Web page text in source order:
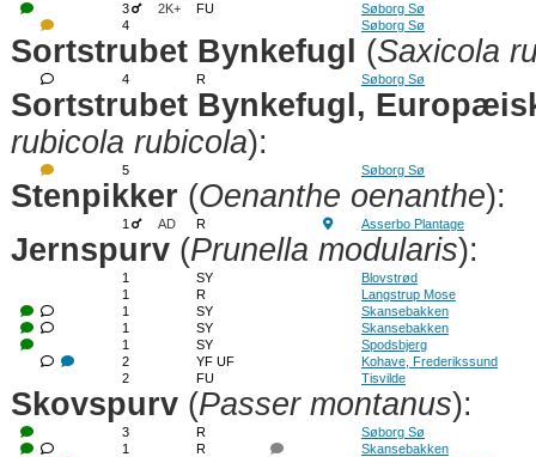
3 2K+ FU
Søborg Sø
4
Søborg Sø
Sortstrubet Bynkefugl (Saxicola
4 R Søborg Sø
Sortstrubet Bynkefugl,
rubicola rubicola):
5 Søborg Sø
Stenpikker (Oenanthe oenanthe):
1 AD R Asserbo Plantage
Jernspurv (Prunella modularis):
1 SY
Blovstrød
1
R
Langstrup Mose
1
SY
Skansebakken
1
SY
Skansebakken
1
SY
Spodsbjerg
2
YF UF
Kohave, Frederikssund
2
FU Tisvilde
Skovspurv (Passer montanus):
3 R
Søborg Sø
1
R
Skansebakken